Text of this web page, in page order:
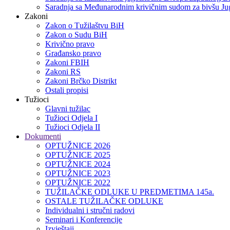
Saradnja sa Međunarodnim krivičnim sudom za bivšu
Zakoni
Zakon o Тužilaštvu BiH
Zakon o Sudu BiH
Krivično pravo
Građansko pravo
Zakoni FBIH
Zakoni RS
Zakoni Brčko Distrikt
Ostali propisi
Tužioci
Glavni tužilac
Tužioci Odjela I
Tužioci Odjela II
Dokumenti
OPTUŽNICE 2026
OPTUŽNICE 2025
OPTUŽNICE 2024
OPTUŽNICE 2023
OPTUŽNICE 2022
TUŽILAČKE ODLUKE U PREDMETIMA 145a.
OSTALE TUŽILAČKE ODLUKE
Individualni i stručni radovi
Seminari i Konferencije